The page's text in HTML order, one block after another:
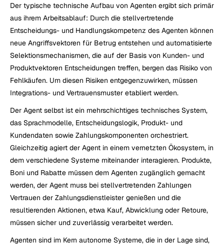
Der typische technische Aufbau von Agenten ergibt sich primär
aus ihrem Arbeitsablauf: Durch die stellvertretende
Entscheidungs- und Handlungskompetenz des Agenten können
neue Angriffsvektoren für Betrug entstehen und automatisierte
Selektionsmechanismen, die auf der Basis von Kunden- und
Produktvektoren Entscheidungen treffen, bergen das Risiko von
Fehlkäufen. Um diesen Risiken entgegenzuwirken, müssen
Integrations- und Vertrauensmuster etabliert werden.
Der Agent selbst ist ein mehrschichtiges technisches System,
das Sprachmodelle, Entscheidungslogik, Produkt- und
Kundendaten sowie Zahlungskomponenten orchestriert.
Gleichzeitig agiert der Agent in einem vernetzten Ökosystem, in
dem verschiedene Systeme miteinander interagieren. Produkte,
Boni und Rabatte müssen dem Agenten zugänglich gemacht
werden, der Agent muss bei stellvertretenden Zahlungen
Vertrauen der Zahlungsdienstleister genießen und die
resultierenden Aktionen, etwa Kauf, Abwicklung oder Retoure,
müssen sicher und zuverlässig verarbeitet werden.
Agenten sind im Kern autonome Systeme, die in der Lage sind,